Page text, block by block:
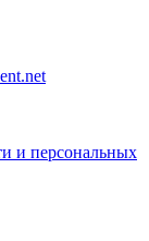
и персональных